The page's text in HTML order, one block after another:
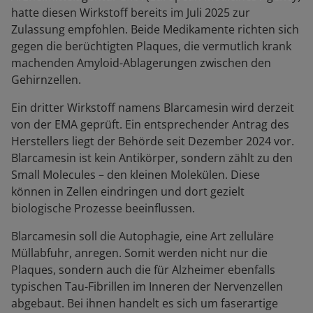
hatte diesen Wirkstoff bereits im Juli 2025 zur
Zulassung empfohlen. Beide Medikamente richten sich
gegen die berüchtigten Plaques, die vermutlich krank
machenden Amyloid-Ablagerungen zwischen den
Gehirnzellen.
Ein dritter Wirkstoff namens Blarcamesin wird derzeit
von der EMA geprüft. Ein entsprechender Antrag des
Herstellers liegt der Behörde seit Dezember 2024 vor.
Blarcamesin ist kein Antikörper, sondern zählt zu den
Small Molecules – den kleinen Molekülen. Diese
können in Zellen eindringen und dort gezielt
biologische Prozesse beeinflussen.
Blarcamesin soll die Autophagie, eine Art zelluläre
Müllabfuhr, anregen. Somit werden nicht nur die
Plaques, sondern auch die für Alzheimer ebenfalls
typischen Tau-Fibrillen im Inneren der Nervenzellen
abgebaut. Bei ihnen handelt es sich um faserartige